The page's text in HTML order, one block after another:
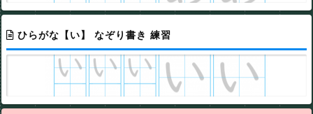
ひらがな【い】 なぞり書き 練習